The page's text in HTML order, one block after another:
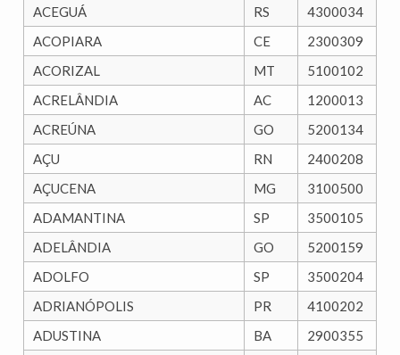
ACEGUÁ
RS
4300034
ACOPIARA
CE
2300309
ACORIZAL
MT
5100102
ACRELÂNDIA
AC
1200013
ACREÚNA
GO
5200134
AÇU
RN
2400208
AÇUCENA
MG
3100500
ADAMANTINA
SP
3500105
ADELÂNDIA
GO
5200159
ADOLFO
SP
3500204
ADRIANÓPOLIS
PR
4100202
ADUSTINA
BA
2900355